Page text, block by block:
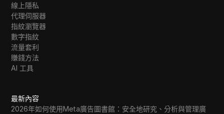
線上隱私
代理伺服器
指紋瀏覽器
數字指紋
流量套利
賺錢方法
AI 工具
最新內容
2026年如何使用Meta廣告圖書館：安全地研究、分析與管理廣